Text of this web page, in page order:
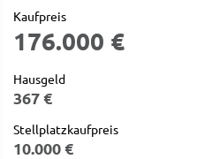
Kaufpreis
176.000 €
Hausgeld
367 €
Stellplatzkaufpreis
10.000 €